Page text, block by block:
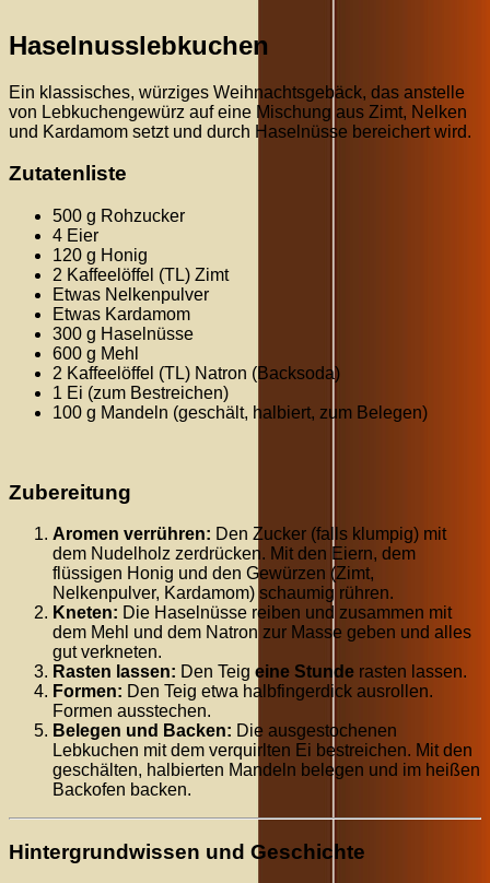
Haselnusslebkuchen
Ein klassisches, würziges Weihnachtsgebäck, das anstelle
von Lebkuchengewürz auf eine Mischung aus Zimt, Nelken
und Kardamom setzt und durch Haselnüsse bereichert wird.
Zutatenliste
500 g Rohzucker
4 Eier
120 g Honig
2 Kaffeelöffel (TL) Zimt
Etwas Nelkenpulver
Etwas Kardamom
300 g Haselnüsse
600 g Mehl
2 Kaffeelöffel (TL) Natron (Backsoda)
1 Ei (zum Bestreichen)
100 g Mandeln (geschält, halbiert, zum Belegen)
Zubereitung
Aromen verrühren: Den Zucker (falls klumpig) mit
dem Nudelholz zerdrücken. Mit den Eiern, dem
flüssigen Honig und den Gewürzen (Zimt,
Nelkenpulver, Kardamom) schaumig rühren.
Kneten: Die Haselnüsse reiben und zusammen mit
dem Mehl und dem Natron zur Masse geben und alles
gut verkneten.
Rasten lassen: Den Teig eine Stunde rasten lassen.
Formen: Den Teig etwa halbfingerdick ausrollen.
Formen ausstechen.
Belegen und Backen: Die ausgestochenen
Lebkuchen mit dem verquirlten Ei bestreichen. Mit den
geschälten, halbierten Mandeln belegen und im heißen
Backofen backen.
Hintergrundwissen und Geschichte